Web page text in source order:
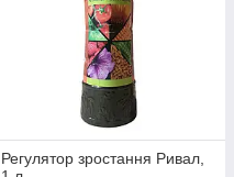
Регулятор зростання Ривал,